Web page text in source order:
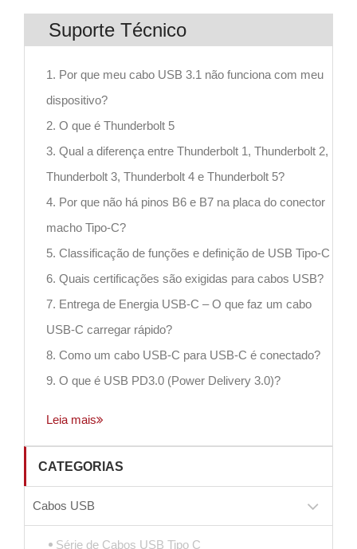
Suporte Técnico
1. Por que meu cabo USB 3.1 não funciona com meu
dispositivo?
2. O que é Thunderbolt 5
3. Qual a diferença entre Thunderbolt 1, Thunderbolt 2,
Thunderbolt 3, Thunderbolt 4 e Thunderbolt 5?
4. Por que não há pinos B6 e B7 na placa do conector
macho Tipo-C?
5. Classificação de funções e definição de USB Tipo-C
6. Quais certificações são exigidas para cabos USB?
7. Entrega de Energia USB-C – O que faz um cabo
USB-C carregar rápido?
8. Como um cabo USB-C para USB-C é conectado?
9. O que é USB PD3.0 (Power Delivery 3.0)?
Leia mais
CATEGORIAS
Cabos USB
Série de Cabos USB Tipo C